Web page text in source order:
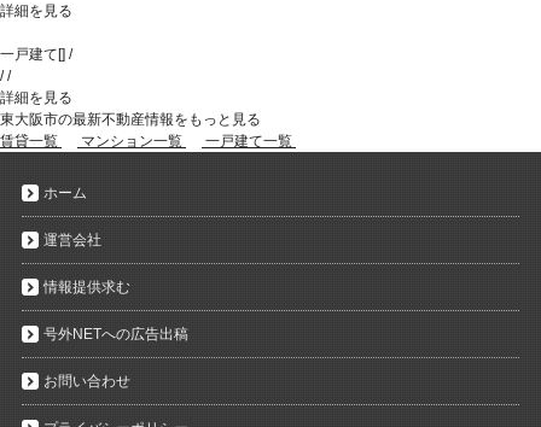
詳細を見る
一戸建て[] /
//
詳細を見る
東大阪市の最新不動産情報をもっと見る
賃貸一覧
マンション一覧 一戸建て一覧
ホーム
運営会社
情報提供求む
号外NETへの広告出稿
お問い合わせ